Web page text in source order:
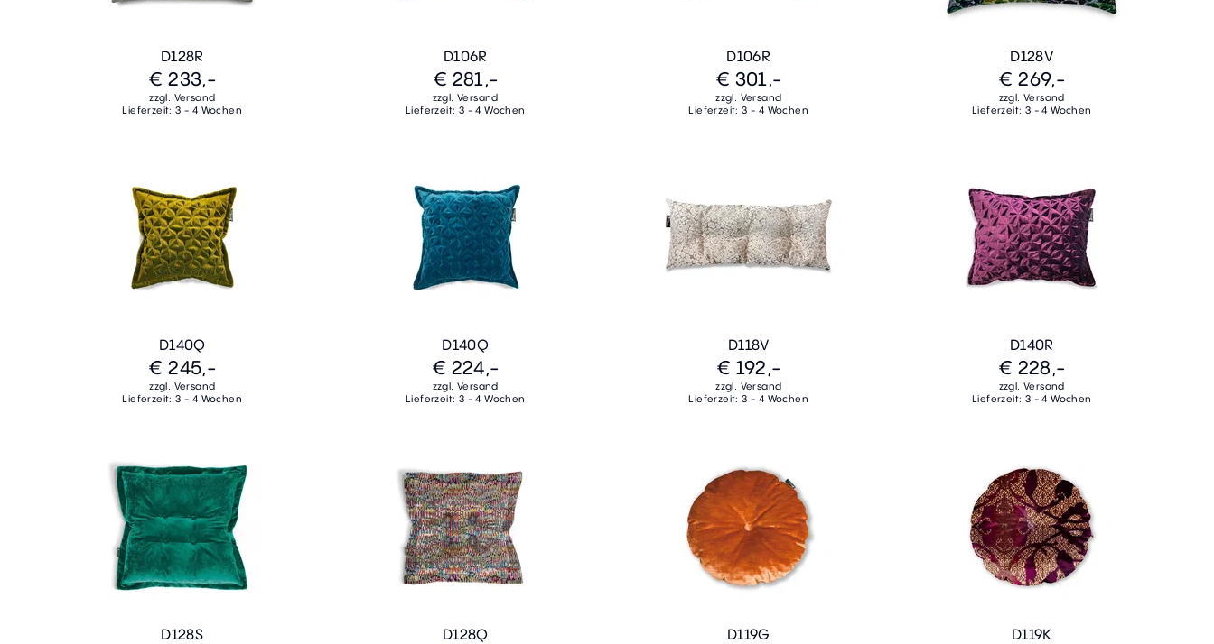
D128R
€ 233,-
zzgl. Versand
Lieferzeit: 3 - 4 Wochen
D106R
€ 281,-
zzgl. Versand
Lieferzeit: 3 - 4 Wochen
D106R
€ 301,-
zzgl. Versand
Lieferzeit: 3 - 4 Wochen
D128V
€ 269,-
zzgl. Versand
Lieferzeit: 3 - 4 Wochen
D140Q
€ 245,-
zzgl. Versand
Lieferzeit: 3 - 4 Wochen
D140Q
€ 224,-
zzgl. Versand
Lieferzeit: 3 - 4 Wochen
D118V
€ 192,-
zzgl. Versand
Lieferzeit: 3 - 4 Wochen
D140R
€ 228,-
zzgl. Versand
Lieferzeit: 3 - 4 Wochen
D128S D128Q D119G D119K